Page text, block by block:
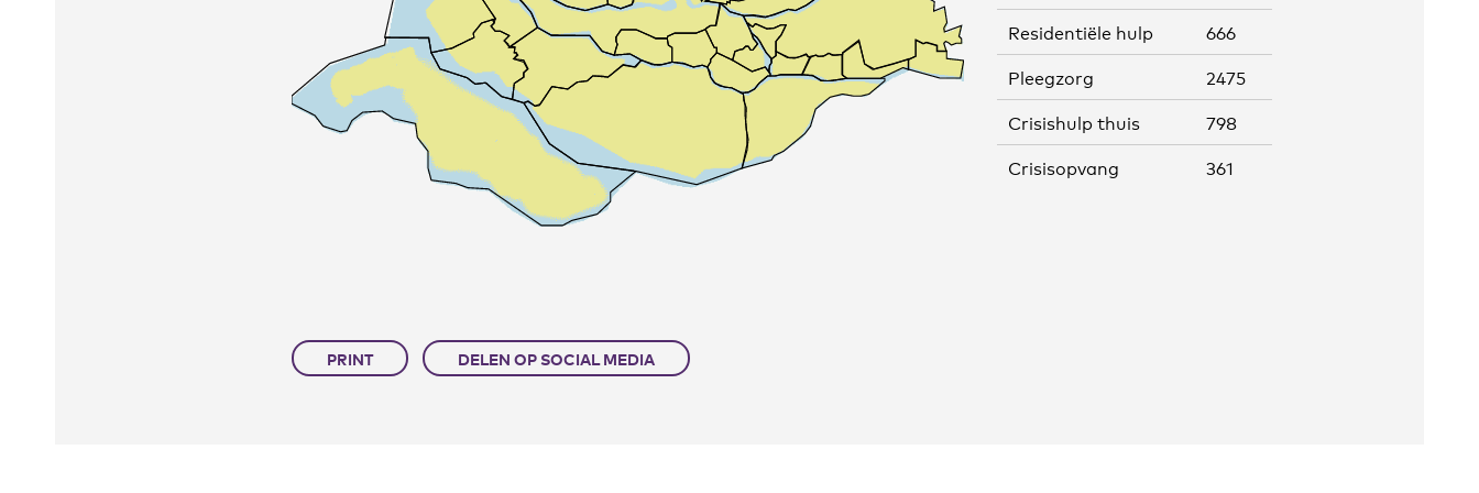
Residentiële hulp
666
Pleegzorg
2475
Crisishulp thuis
798
Crisisopvang
361
PRINT DELEN OP SOCIAL MEDIA